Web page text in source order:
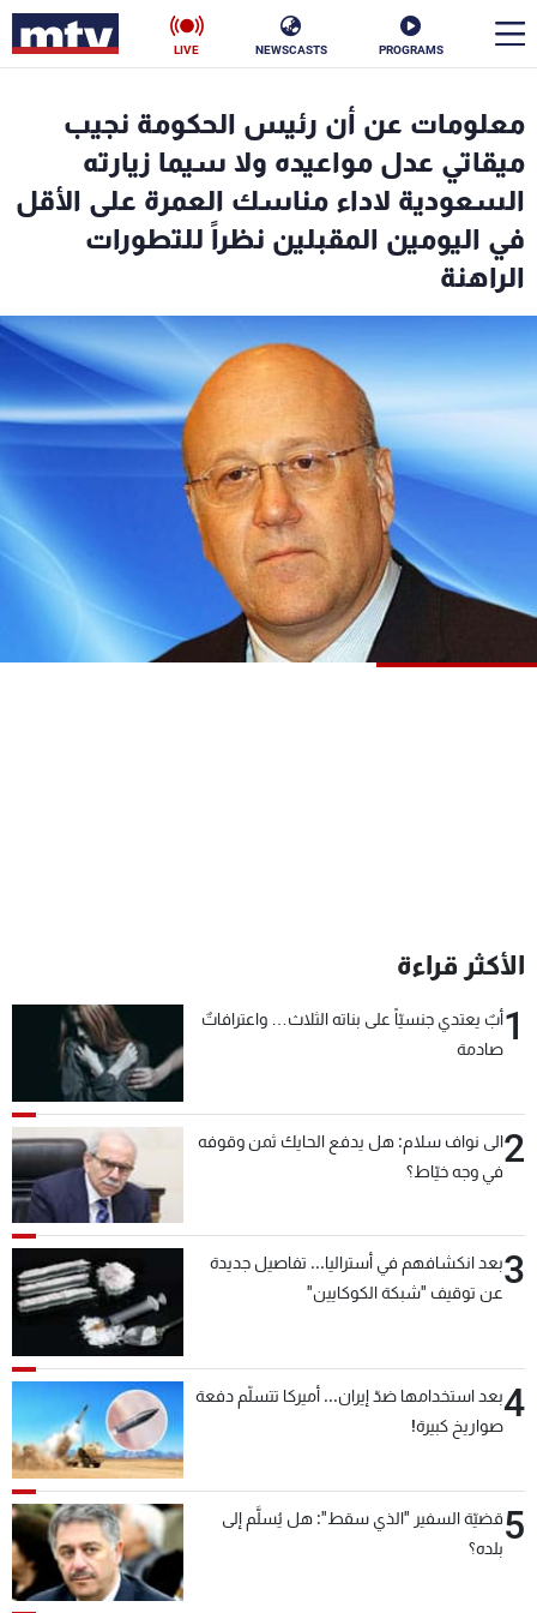
PROGRAMS
NEWSCASTS
LIVE
معلومات عن أن رئيس الحكومة نجيب
ميقاتي عدل مواعيده ولا سيما زيارته
السعودية لاداء مناسك العمرة على الأقل
في اليومين المقبلين نظراً للتطورات
الراهنة
الأكثر قراءة
1أبٌ يعتدي جنسيّاً على بناته الثلاث… واعترافاتٌ
صادمة
2الى نواف سلام: هل يدفع الحايك ثمن وقوفه
في وجه خيّاط؟
3بعد انكشافهم في أستراليا... تفاصيل جديدة
عن توقيف "شبكة الكوكايين"
4بعد استخدامها ضدّ إيران... أميركا تتسلّم دفعة
صواريخ كبيرة!
5قضيّة السفير "الذي سقط": هل يُسلَّم إلى
بلده؟
الأخبار
سياسة ناس
إقتصاد
رياضة
كأس العالم
البرامج
جدول البرامج
شاهد البرامج
الترددات